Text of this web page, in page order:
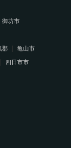
御坊市
郡
亀山市
四日市市